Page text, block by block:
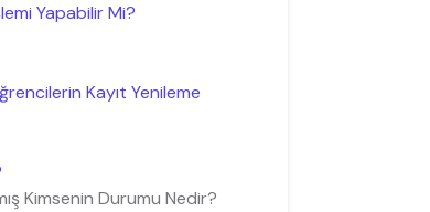
Yapabilir Mi?
Kayıt Yenileme
Kimsenin Durumu Nedir?